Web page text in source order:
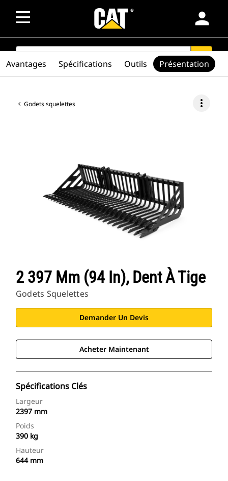
person
SEARCH search
Godets squelettes more_vert
2 397 Mm (94 In), Dent À Tige
Godets Squelettes
Demander Un Devis
Acheter Maintenant
Spécifications Clés
Largeur
2397 mm
Poids
390 kg
Hauteur
644 mm
Avantages Spécifications Outils Présentation